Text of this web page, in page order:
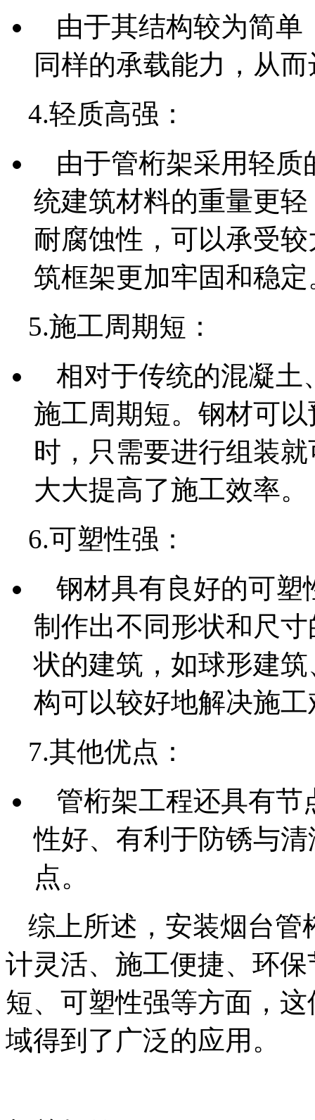
由于其结构较为简
同样的承载能力，从
4.轻质高强：
由于管桁架采用轻
统建筑材料的重量更
耐腐蚀性，可以承受
筑框架更加牢固和稳定
5.施工周期短：
相对于传统的混凝土
施工周期短。钢材可
时，只需要进行组装
大大提高了施工效率。
6.可塑性强：
钢材具有良好的可塑
制作出不同形状和尺
状的建筑，如球形建
构可以较好地解决施
7.其他优点：
管桁架工程还具有节
性好、有利于防锈与
点。
综上所述，安装烟台管
计灵活、施工便捷、环
短、可塑性强等方面，
域得到了广泛的应用。